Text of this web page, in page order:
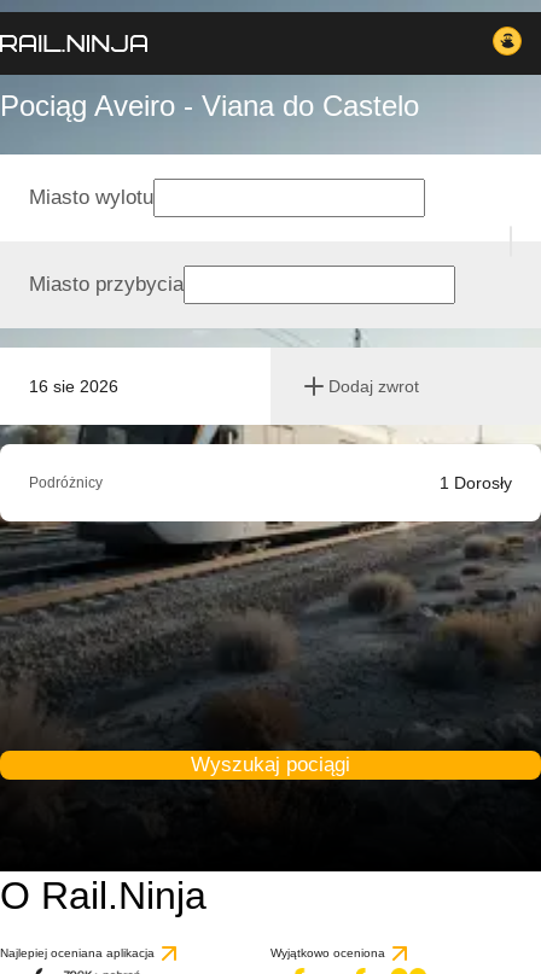
Pociąg Aveiro - Viana do Castelo
16 sie 2026 Dodaj zwrot
Miasto wylotu
Miasto przybycia
Podróżnicy 1 Dorosły
Wyszukaj pociągi
O Rail.Ninja
Najlepiej oceniana aplikacja Wyjątkowo oceniona